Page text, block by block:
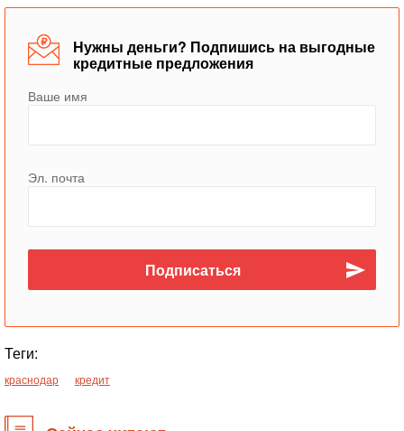
Нужны деньги? Подпишись на выгодные
кредитные предложения
Ваше имя
Эл. почта
Теги:
краснодар кредит